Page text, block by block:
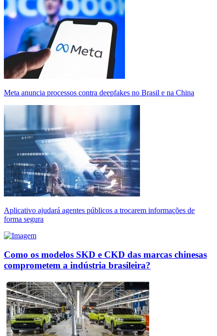
Meta anuncia processos contra deepfakes no Brasil e na China
Aplicativo ajudará agentes públicos a trocarem informações de
forma segura
Como os modelos SKD e CKD das marcas chinesas
comprometem a indústria brasileira?